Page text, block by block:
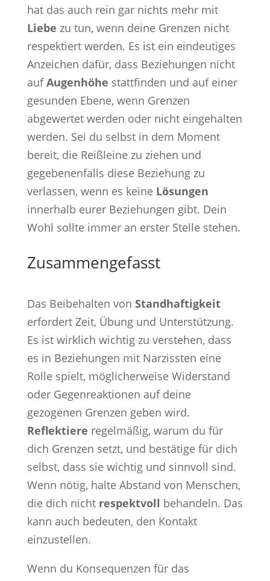
hat das auch rein gar nichts mehr mit
Liebe zu tun, wenn deine Grenzen nicht
respektiert werden. Es ist ein eindeutiges
Anzeichen dafür, dass Beziehungen nicht
aufAugenhöhe stattfinden und auf einer
gesunden Ebene, wenn Grenzen
abgewertet werden oder nicht eingehalten
werden. Sei du selbst in dem Moment
bereit, die Reißleine zu ziehen und
gegebenenfalls diese Beziehung zu
verlassen, wenn es keine Lösungen
innerhalb eurer Beziehungen gibt. Dein
Wohl sollte immer an erster Stelle stehen.
Zusammengefasst
Das Beibehalten von Standhaftigkeit
erfordert Zeit, Übung und Unterstützung.
Es ist wirklich wichtig zu verstehen, dass
es in Beziehungen mit Narzissten eine
Rolle spielt, möglicherweise Widerstand
oder Gegenreaktionen auf deine
gezogenen Grenzen geben wird.
Reflektiere regelmäßig, warum du für
dich Grenzen setzt, und bestätige für dich
selbst, dass sie wichtig und sinnvoll sind.
Wenn nötig, halte Abstand von Menschen,
die dich nicht respektvoll behandeln. Das
kann auch bedeuten, den Kontakt
einzustellen.
Wenn du Konsequenzen für das